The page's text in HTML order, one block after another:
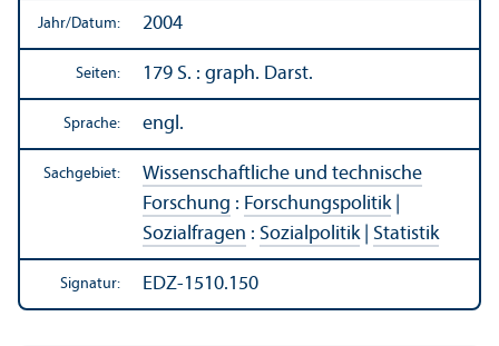
Jahr/Datum: 2004
Seiten: 179 S. : graph. Darst.
Sprache: engl.
Sachgebiet:
Wissenschaft­liche und technische
Forschung : Forschungs­politik|
Sozialfragen : Sozialpolitik| Statistik
Signatur: EDZ-1510.150